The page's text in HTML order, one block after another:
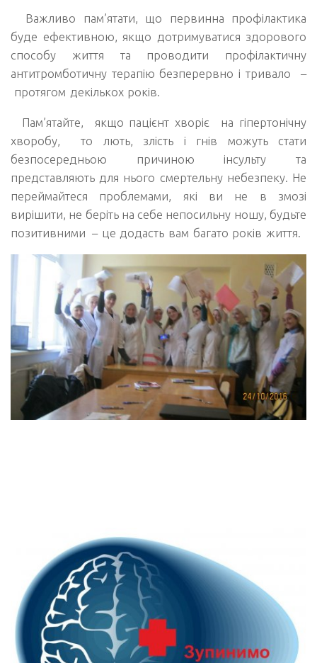
Важливо пам’ятати, що первинна профілактика
буде ефективною, якщо дотримуватися здорового
способу життя та проводити профілактичну
антитромботичну терапію безперервно і тривало
–
протягом декількох років.
Пам’ятайте, якщо пацієнт хворіє на гіпертонічну
хворобу, то лють, злість і гнів можуть стати
безпосередньою причиною інсульту та
представляють для нього смертельну небезпеку. Не
переймайтеся проблемами, які ви не в змозі
вирішити, не беріть на себе непосильну ношу, будьте
позитивними –це додасть вам багато років життя.